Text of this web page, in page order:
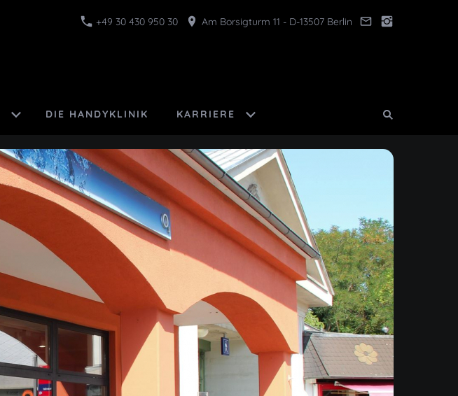
+49 30 430 950 30 Am Borsigturm 11 - D-13507 Berlin
DIE HANDYKLINIK KARRIERE